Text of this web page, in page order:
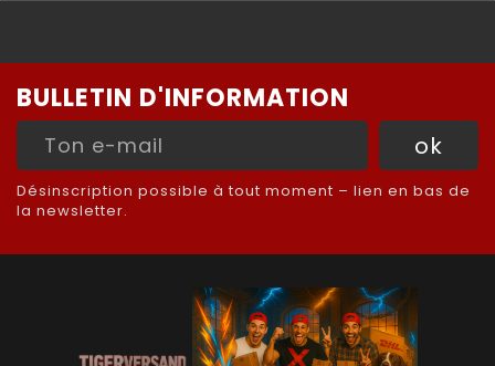
BULLETIN D'INFORMATION
Désinscription possible à tout moment – lien en bas de
la newsletter.